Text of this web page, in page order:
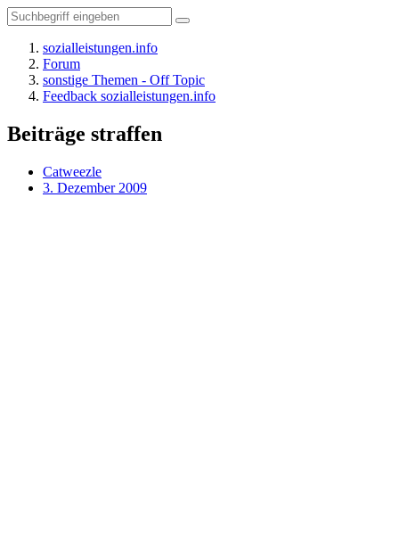
sozialleistungen.info
Forum
sonstige Themen - Off Topic
Feedback sozialleistungen.info
Beiträge straffen
Catweezle
3. Dezember 2009